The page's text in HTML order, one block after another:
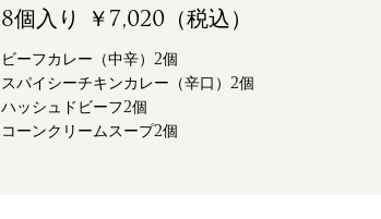
8個入り ￥7,020（税込）
ビーフカレー（中辛）2個
スパイシーチキンカレー（辛口）2個
ハッシュドビーフ2個
コーンクリームスープ2個